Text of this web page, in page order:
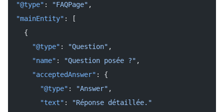
  "@type"
: "FAQPage" ,
  "mainEntity"
: [
    {
      "@type"
: "Question" ,
      "name"
: "Question posée ?" ,
      "acceptedAnswer"
: {
        "@type"
: "Answer" ,
        "text"
:
"Réponse détaillée."